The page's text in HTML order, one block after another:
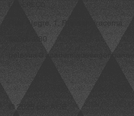
ENDEREÇO
Rua Alegre, 1, Praia de Iracema
60060-280
palestra@academiadeengenharia-
© 2025 por ACE